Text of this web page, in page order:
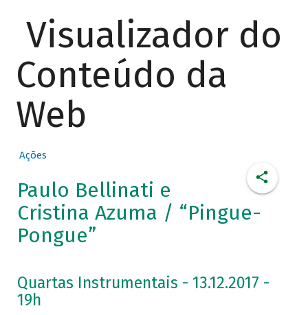
Visualizador do
Conteúdo da
Web
Ações
Paulo Bellinati e
Cristina Azuma / “Pingue-
Pongue”
Quartas Instrumentais - 13.12.2017 -
19h